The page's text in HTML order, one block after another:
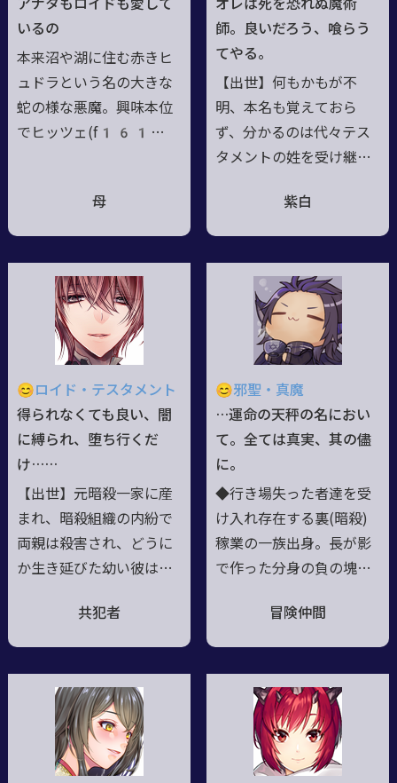
アナタもロイドも愛して
いるの
本来沼や湖に住む赤きヒ
ュドラという名の大きな
蛇の様な悪魔。興味本位
でヒッツェ(f1614
して結婚のついでに契約
したダケ。夢は母親にな
イド（f01586）の
養母。普段は太く長い蛇
の様な尻尾を生やした少
女の姿。好物は魚料理。
一人称は『母』【IS】If
you still believe
母
オレは死を恐れぬ魔術
師。良いだろう、喰らう
てやる。
【出世】何もかもが不
明、本名も覚えておら
ず、分かるのは代々テス
タメントの姓を受け継ぎ
け。名前は師匠の名を使
っている。【性格等】４
め、実際の年齢は本人も
忘れる程に長く生きてい
ている。死を恐れず、魔
術や呪術以外の事に興味
がなかったが、最近は変
わりつつある。ドSなマッ
ドサイエンティスト、実
年齢より遥に若い見た目
KSTAR/小林太郎
紫白
😊ロイド・テスタメント
得られなくても良い、闇
に縛られ、堕ち行くだ
け……
【出世】元暗殺一家に産
まれ、暗殺組織の内紛で
両親は殺害され、どうに
か生き延びた幼い彼はテ
ぐ男の養子になった。／
【現在】依頼があれば標
をしている傍らで、博愛
主義な執事として様々な
名家で働いている。／【I
S】Dear/幸祜
共犯者
😊邪聖・真魔
…運命の天秤の名におい
て。全ては真実、其の儘
に。
◆行き場失った者達を受
け入れ存在する裏(暗殺)
稼業の一族出身。長が影
で作った分身の負の塊。
ぬ誕生と一族で唯一水属
性海魔の力を持つ異端児
で包容力有る大人の顔と
気紛れで子供な残虐性の
二面性は夜の海の如く底
知れず◆人型で黒虎(黒
冒険仲間